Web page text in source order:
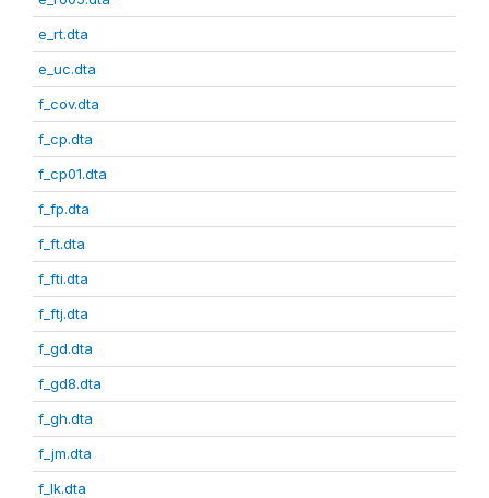
e_rt.dta
e_uc.dta
f_cov.dta
f_cp.dta
f_cp01.dta
f_fp.dta
f_ft.dta
f_fti.dta
f_ftj.dta
f_gd.dta
f_gd8.dta
f_gh.dta
f_jm.dta
f_lk.dta